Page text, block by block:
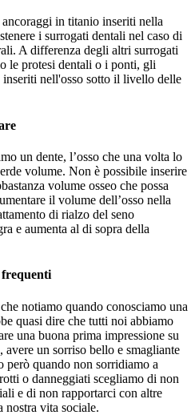
in titanio inseriti nella
i surrogati dentali nel caso di
A differenza degli altri surrogati
le protesi dentali o i ponti, gli
nell'osso sotto il livello delle
un dente, l’osso che una volta lo
volume. Non è possibile inserire
volume osseo che possa
il volume dell’osso nella
di rialzo del seno
e aumenta al di sopra della
notiamo quando conosciamo una
quasi dire che tutti noi abbiamo
una buona prima impressione su
avere un sorriso bello e smagliante
però quando non sorridiamo a
o danneggiati scegliamo di non
e di non rapportarci con altre
nostra vita sociale.